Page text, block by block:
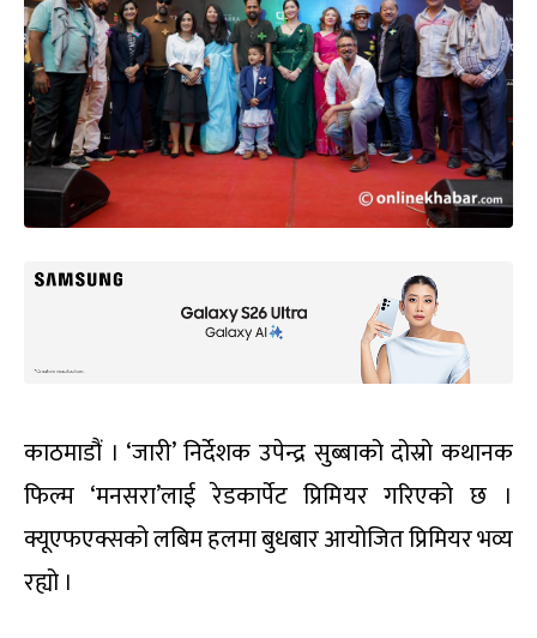
काठमाडौं । ‘जारी’ निर्देशक उपेन्द्र सुब्बाको दोस्रो कथानक
फिल्म ‘मनसरा’लाई रेडकार्पेट प्रिमियर गरिएको छ ।
क्यूएफएक्सको लबिम हलमा बुधबार आयोजित प्रिमियर भव्य
रह्यो ।